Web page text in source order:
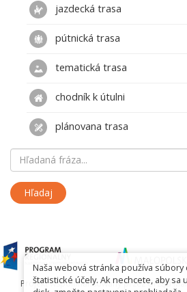
jazdecká trasa
pútnická trasa
tematická trasa
chodník k útulni
plánovana trasa
Projekt współfinansowany przez Urząd
Naša webová stránka používa súbory
štatistické účely. Ak nechcete, aby sa